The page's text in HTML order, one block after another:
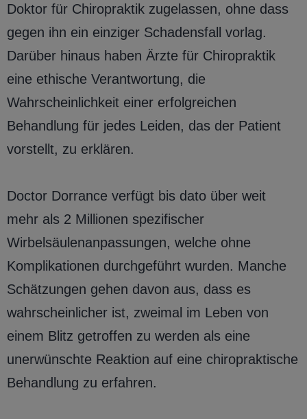
Doktor für Chiropraktik zugelassen, ohne dass
gegen ihn ein einziger Schadensfall vorlag.
Darüber hinaus haben Ärzte für Chiropraktik
eine ethische Verantwortung, die
Wahrscheinlichkeit einer erfolgreichen
Behandlung für jedes Leiden, das der Patient
vorstellt, zu erklären.
Doctor Dorrance verfügt bis dato über weit
mehr als 2 Millionen spezifischer
Wirbelsäulenanpassungen, welche ohne
Komplikationen durchgeführt wurden. Manche
Schätzungen gehen davon aus, dass es
wahrscheinlicher ist, zweimal im Leben von
einem Blitz getroffen zu werden als eine
unerwünschte Reaktion auf eine chiropraktische
Behandlung zu erfahren.